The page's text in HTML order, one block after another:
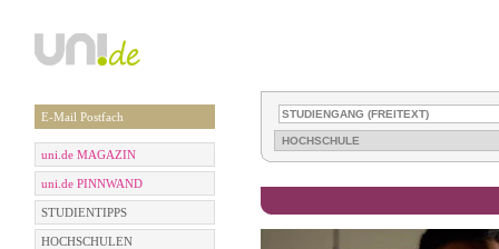
E-Mail Postfach
uni.de MAGAZIN
uni.de PINNWAND
STUDIENTIPPS
HOCHSCHULEN